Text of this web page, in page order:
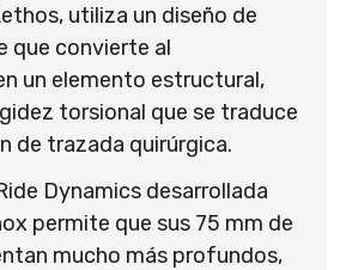
utiliza un diseño de
que convierte al
un elemento estructural,
torsional que se traduce
de trazada quirúrgica.
Dynamics desarrollada
permite que sus 75 mm de
mucho más profundos,